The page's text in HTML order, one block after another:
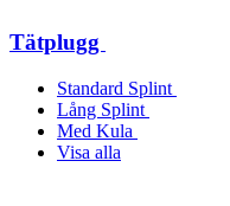
Tätplugg
Standard Splint
Lång Splint
Med Kula
Visa alla